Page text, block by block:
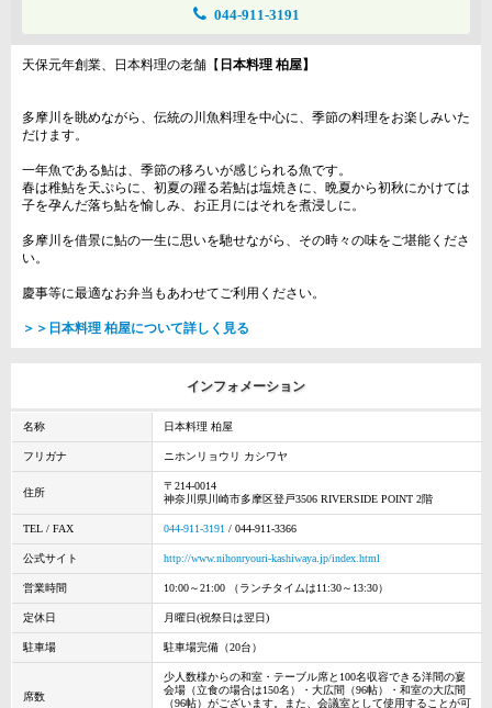
044-911-3191
天保元年創業、日本料理の老舗【 日本料理 柏屋】
多摩川を眺めながら、伝統の川魚料理を中心に、季節の料理をお楽しみいた
だけます。
一年魚である鮎は、季節の移ろいが感じられる魚です。
春は稚鮎を天ぷらに、初夏の躍る若鮎は塩焼きに、晩夏から初秋にかけては
子を孕んだ落ち鮎を愉しみ、お正月にはそれを煮浸しに。
多摩川を借景に鮎の一生に思いを馳せながら、その時々の味をご堪能くださ
い。
慶事等に最適なお弁当もあわせてご利用ください。
＞＞日本料理 柏屋について詳しく見る
インフォメーション
名称 日本料理 柏屋
フリガナ ニホンリョウリ カシワヤ
住所
〒214-0014
神奈川県川崎市多摩区登戸3506 RIVERSIDE POINT 2階
TEL / FAX 044-911-3191 / 044-911-3366
公式サイト http://www.nihonryouri-kashiwaya.jp/index.html
営業時間 10:00～21:00 （ランチタイムは11:30～13:30）
定休日 月曜日(祝祭日は翌日)
駐車場 駐車場完備（20台）
席数
少人数様からの和室・テーブル席と100名収容できる洋間の宴
会場（立食の場合は150名）・大広間（96帖）・和室の大広間
（96帖）がございます。また、会議室として使用することが可